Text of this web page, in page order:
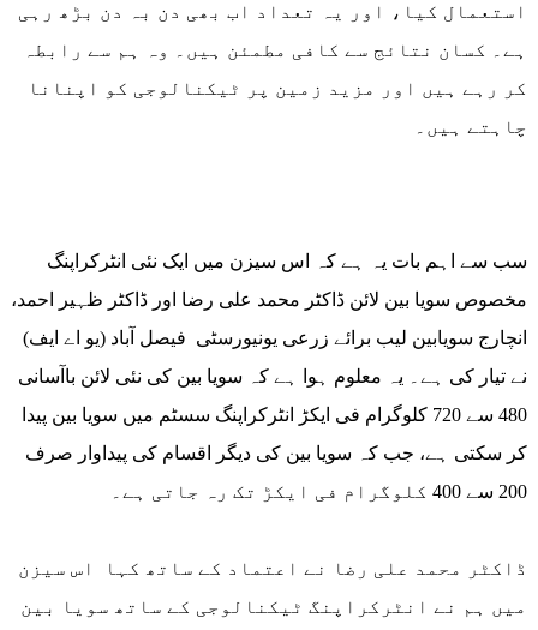
استعمال کیا، اور یہ تعداد اب بھی دن بہ دن بڑھ رہی
ہے۔ کسان نتائج سے کافی مطمئن ہیں۔ وہ ہم سے رابطہ
کر رہے ہیں اور مزید زمین پر ٹیکنالوجی کو اپنانا
چاہتے ہیں۔
سب سے اہم بات یہ ہے کہ اس سیزن میں ایک نئی انٹرکراپنگ
مخصوص سویا بین لائن ڈاکٹر محمد علی رضا اور ڈاکٹر ظہیر احمد،
انچارج سویابین لیب برائے زرعی یونیورسٹی فیصل آباد (یو اے ایف)
نے تیار کی ہے۔ یہ معلوم ہوا ہے کہ سویا بین کی نئی لائن باآسانی
480 سے 720 کلوگرام فی ایکڑ انٹرکراپنگ سسٹم میں سویا بین پیدا
کر سکتی ہے، جب کہ سویا بین کی دیگر اقسام کی پیداوار صرف
200 سے 400 کلوگرام فی ایکڑ تک رہ جاتی ہے۔
ڈاکٹر محمد علی رضا نے اعتماد کے ساتھ کہا اس سیزن
میں ہم نے انٹرکراپنگ ٹیکنالوجی کے ساتھ سویا بین